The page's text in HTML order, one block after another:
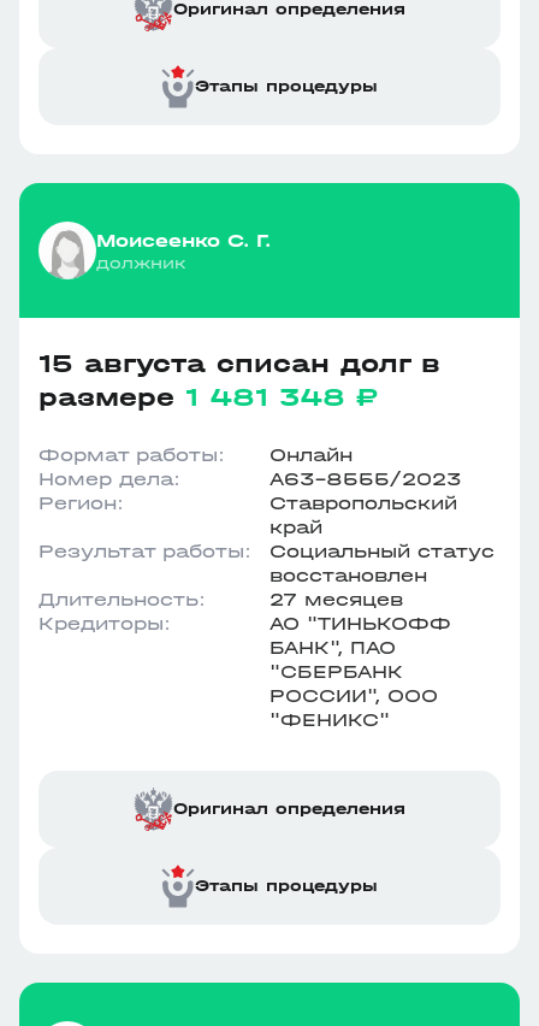
Оригинал определения
Этапы процедуры
Моисеенко С. Г.
должник
15 августа списан долг в
размере 1 481 348 ₽
Формат работы:
Онлайн
Номер дела:
А63-8555/2023
Регион:
Ставропольский
край
Результат работы:
Социальный статус
восстановлен
Длительность:
27 месяцев
Кредиторы:
АО "ТИНЬКОФФ
БАНК", ПАО
"СБЕРБАНК
РОССИИ", ООО
"ФЕНИКС"
Оригинал определения
Этапы процедуры